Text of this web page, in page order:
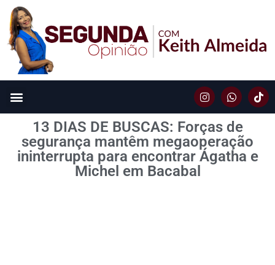
13 DIAS DE BUSCAS: Forças de
segurança mantêm megaoperação
ininterrupta para encontrar Ágatha e
Michel em Bacabal